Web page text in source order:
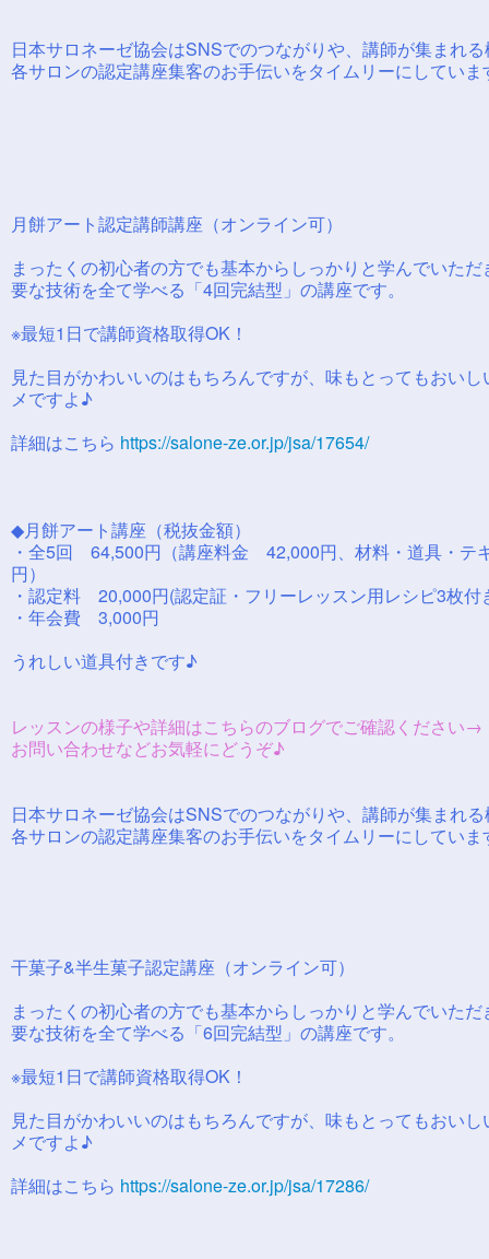
日本サロネーゼ協会はSNSでのつながりや、講師が集まれ
各サロンの認定講座集客のお手伝いをタイムリーにしてい
月餅アート認定講師講座（オンライン可）
まったくの初心者の方でも基本からしっかりと学んでいた
要な技術を全て学べる「4回完結型」の講座です。
※最短1日で講師資格取得OK！
見た目がかわいいのはもちろんですが、味もとってもおい
メですよ♪
詳細はこちら https://salone-ze.or.jp/jsa/17654/
◆月餅アート講座（税抜金額）
・全5回 64,500円（講座料金 42,000円、材料・道具・テ
円）
・認定料 20,000円(認定証・フリーレッスン用レシピ3枚付
・年会費 3,000円
うれしい道具付きです♪
レッスンの様子や詳細はこちらのブログでご確認くださ
お問い合わせなどお気軽にどうぞ♪
日本サロネーゼ協会はSNSでのつながりや、講師が集まれ
各サロンの認定講座集客のお手伝いをタイムリーにしてい
干菓子&半生菓子認定講座（オンライン可）
まったくの初心者の方でも基本からしっかりと学んでいた
要な技術を全て学べる「6回完結型」の講座です。
※最短1日で講師資格取得OK！
見た目がかわいいのはもちろんですが、味もとってもおい
メですよ♪
詳細はこちら https://salone-ze.or.jp/jsa/17286/